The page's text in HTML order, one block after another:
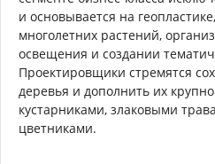
и основывается на
многолетних растений,
освещения и создании
Проектировщики стремятся
деревья и дополнить их
кустарниками, злаковыми
цветниками.